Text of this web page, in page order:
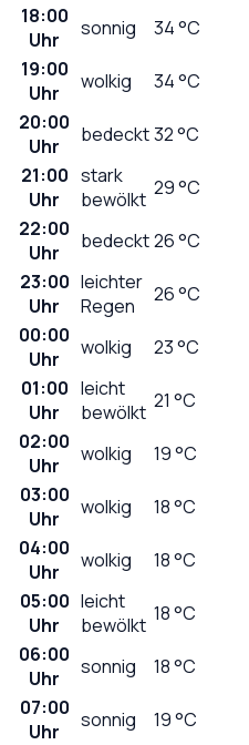
18:00
Uhr
sonnig 34°C
19:00
Uhr
wolkig 34°C
20:00
Uhr
bedeckt32°C
21:00
Uhr
stark
bewölkt 29°C
22:00
Uhr
bedeckt26°C
23:00
Uhr
leichter
Regen
26°C
00:00
Uhr
wolkig 23°C
01:00
Uhr
leicht
bewölkt 21 °C
02:00
Uhr
wolkig 19°C
03:00
Uhr
wolkig 18°C
04:00
Uhr
wolkig 18°C
05:00
Uhr
leicht
bewölkt 18°C
06:00
Uhr
sonnig 18°C
07:00
Uhr
sonnig 19°C